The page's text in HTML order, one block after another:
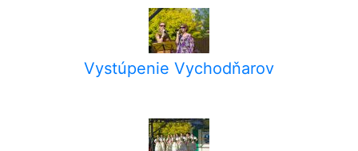
Vystúpenie Vychodňarov